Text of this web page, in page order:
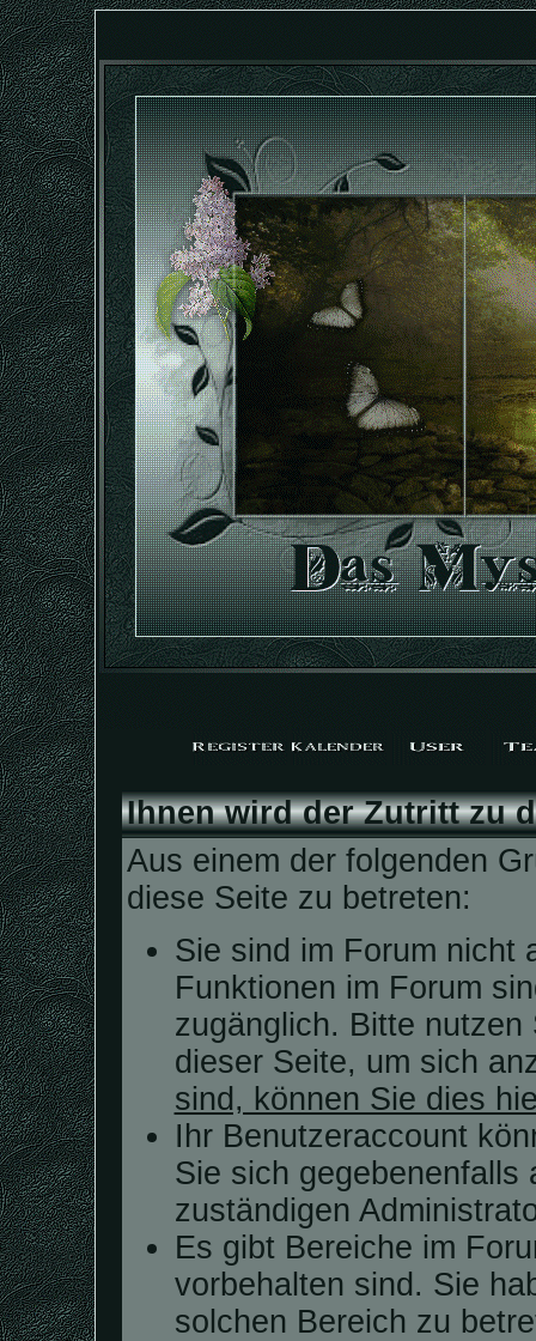
Ihnen wird der Zutritt zu
Aus einem der folgenden
diese Seite zu betreten:
Sie sind im Forum nicht
Funktionen im Forum
zugänglich. Bitte
dieser Seite, um sich
sind, können Sie dies
Ihr Benutzeraccount
Sie sich gegebenenfalls
zuständigen
Es gibt Bereiche im
vorbehalten sind. Sie
solchen Bereich zu